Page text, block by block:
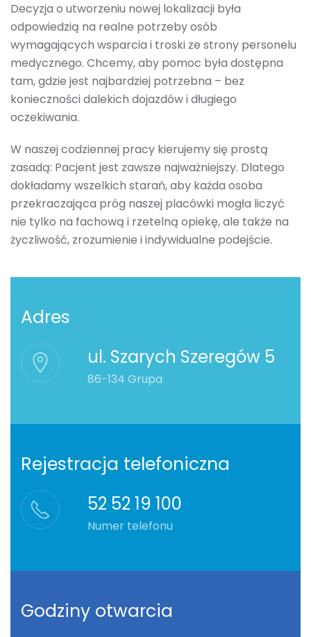
Decyzja o utworzeniu nowej lokalizacji była
odpowiedzią na realne potrzeby osób
wymagających wsparcia i troski ze strony personelu
medycznego. Chcemy, aby pomoc była dostępna
tam, gdzie jest najbardziej potrzebna – bez
konieczności dalekich dojazdów i długiego
oczekiwania.
W naszej codziennej pracy kierujemy się prostą
zasadą: Pacjent jest zawsze najważniejszy. Dlatego
dokładamy wszelkich starań, aby każda osoba
przekraczająca próg naszej placówki mogła liczyć
nie tylko na fachową i rzetelną opiekę, ale także na
życzliwość, zrozumienie i indywidualne podejście.
Adres
ul. Szarych Szeregów 5
86-134 Grupa
Rejestracja telefoniczna
52 52 19 100
Numer telefonu
Godziny otwarcia